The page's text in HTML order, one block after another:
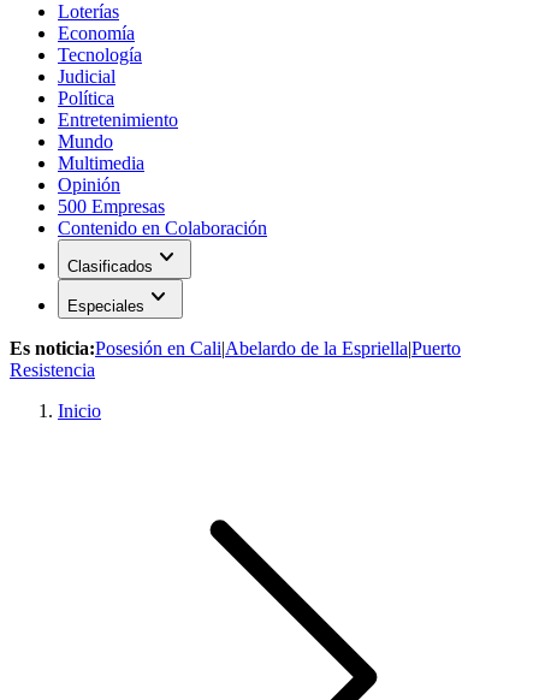
Loterías
Economía
Tecnología
Judicial
Política
Entretenimiento
Mundo
Multimedia
Opinión
500 Empresas
Contenido en Colaboración
Clasificados expand_more
Especiales expand_more
Es noticia:Posesión en Cali|Abelardo de la Espriella|Puerto
Resistencia
Inicio